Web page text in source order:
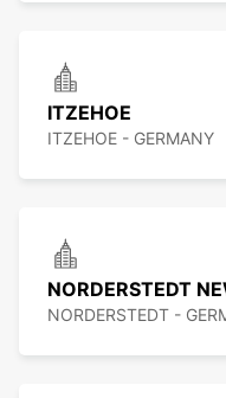
ITZEHOE
ITZEHOE - GERMANY
NORDERSTEDT
NORDERSTEDT -